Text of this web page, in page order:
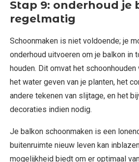
Stap 9: onderhoud je
regelmatig
Schoonmaken is niet voldoende; je
onderhoud uitvoeren om je balkon in
houden. Dit omvat het schoonhouden
het water geven van je planten, het
andere tekenen van slijtage, en het
decoraties indien nodig.
Je balkon schoonmaken is een
buitenruimte nieuw leven kan
mogelijkheid biedt om er optimaal